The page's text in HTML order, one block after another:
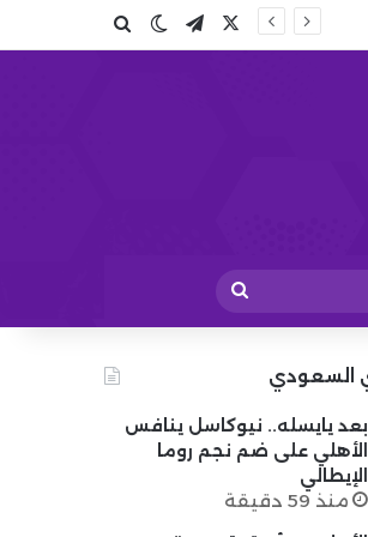
تيلقرامالوضع المظلم
بحث عن
بحث
عن
السعودي
بعد يايسله.. نيوكاسل ينافس
الأهلي على ضم نجم روما
الإيطالي
منذ 59 دقيقة